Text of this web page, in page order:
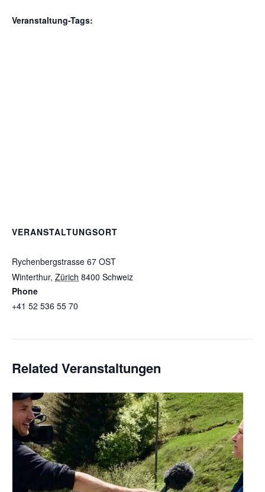
Veranstaltung-Tags:
VERANSTALTUNGSORT
Rychenbergstrasse 67 OST
Winterthur, Zürich 8400 Schweiz
Phone
+41 52 536 55 70
Related Veranstaltungen